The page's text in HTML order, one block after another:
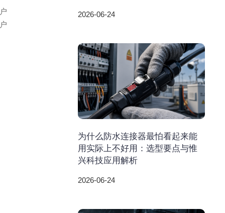
2026-06-24
为什么防水连接器最怕看起来能
用实际上不好用：选型要点与惟
兴科技应用解析
2026-06-24